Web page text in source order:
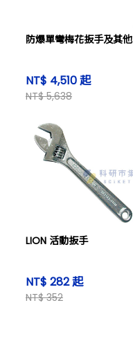
防爆單彎梅花扳手及其他
NT$ 4,510 起
NT$ 5,638
LION 活動扳手
NT$ 282 起
NT$ 352